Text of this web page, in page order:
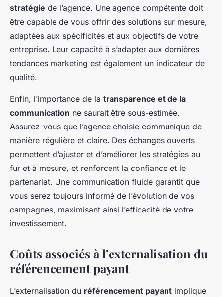
stratégie de l’agence. Une agence compétente doit
être capable de vous offrir des solutions sur mesure,
adaptées aux spécificités et aux objectifs de votre
entreprise. Leur capacité à s’adapter aux dernières
tendances marketing est également un indicateur de
qualité.
Enfin, l’importance de la transparence et de la
communication ne saurait être sous-estimée.
Assurez-vous que l’agence choisie communique de
manière régulière et claire. Des échanges ouverts
permettent d’ajuster et d’améliorer les stratégies au
fur et à mesure, et renforcent la confiance et le
partenariat. Une communication fluide garantit que
vous serez toujours informé de l’évolution de vos
campagnes, maximisant ainsi l’efficacité de votre
investissement.
Coûts associés à l’externalisation du
référencement payant
L’externalisation du référencement payant implique